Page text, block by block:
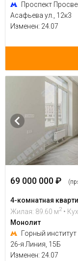
Проспект
Асафьева ул., 12к3
Изменен: 24.07
69 000 000 ₽
4-комнатная
Жилая: 89.60 м2 •
Монолит
Горный институт
26-я Линия, 15Б
Изменен: 24.07